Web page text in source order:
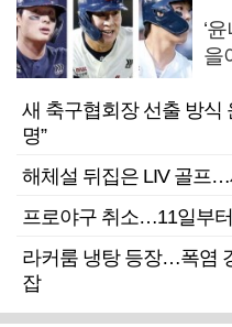
‘
을
새 축구협회장 선출 방
명”
해체설 뒤집은 LIV 골프…
프로야구 취소…11일부
라커룸 냉탕 등장…폭염
잡